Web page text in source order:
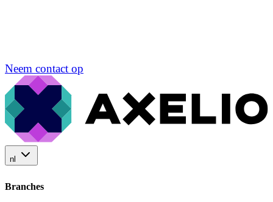
Neem contact op
nl
Branches